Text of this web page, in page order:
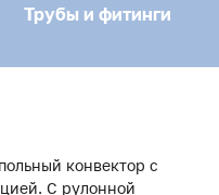
Трубы и фитинги